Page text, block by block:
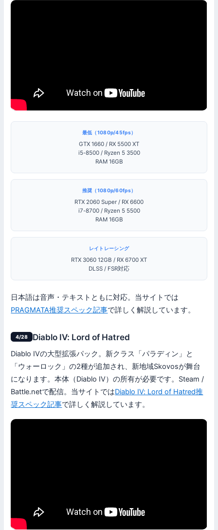
最低（1080p/45fps）
GTX 1660 / RX 5500 XT
i5-8500 / Ryzen 5 3500
RAM 16GB
推奨（1080p/60fps）
RTX 2060 Super / RX 6600
i7-8700 / Ryzen 5 5500
RAM 16GB
レイトレーシング
RTX 3060 12GB / RX 6700 XT
DLSS / FSR対応
日本語は音声・テキストともに対応。当サイトでは
PRAGMATA推奨スペック記事で詳しく解説しています。
4/28 Diablo IV: Lord of Hatred
Diablo IVの大型拡張パック。新クラス「パラディン」と
「ウォーロック」の2種が追加され、新地域Skovosが舞台
になります。本体（Diablo IV）の所有が必要です。Steam /
Battle.netで配信。当サイトではDiablo IV: Lord of Hatred推
奨スペック記事で詳しく解説しています。